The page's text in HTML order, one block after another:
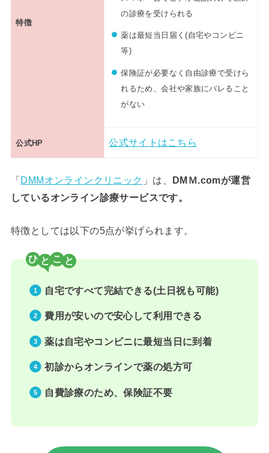
特徴
の診療を受けられる
薬は最短当日届く(自宅やコンビニ
等)
保険証が必要なく自由診療で受けら
れるため、会社や家族にバレること
がない
公式HP 公式サイトはこちら
「DMMオンラインクリニック 」は、 DMＭ.comが運営
しているオンライン診療サービスです。
特徴としては以下の5点が挙げられます。
ひ こ
自宅ですべて完結できる(土日祝も可能)
費用が安いので安心して利用できる
薬は自宅やコンビニに最短当日に到着
初診からオンラインで薬の処方可
自費診療のため、保険証不要